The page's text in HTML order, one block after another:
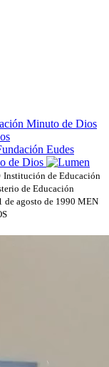
Institución de Educación
de Educación
de agosto de 1990 MEN